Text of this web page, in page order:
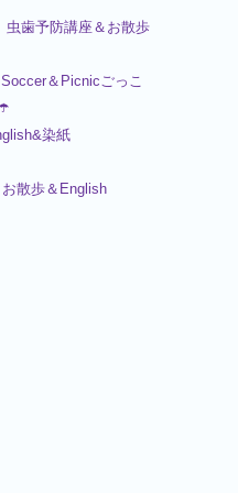
歯予防講座＆お散歩
＆Picnicごっこ
染紙
散歩＆English